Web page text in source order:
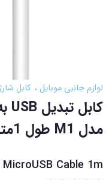
لوازم جانبی موبایل کابل
مدل M1 طول 1متر
Cable 1m